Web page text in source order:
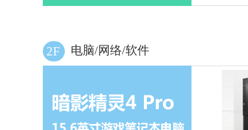
2F 电脑/网络/软件